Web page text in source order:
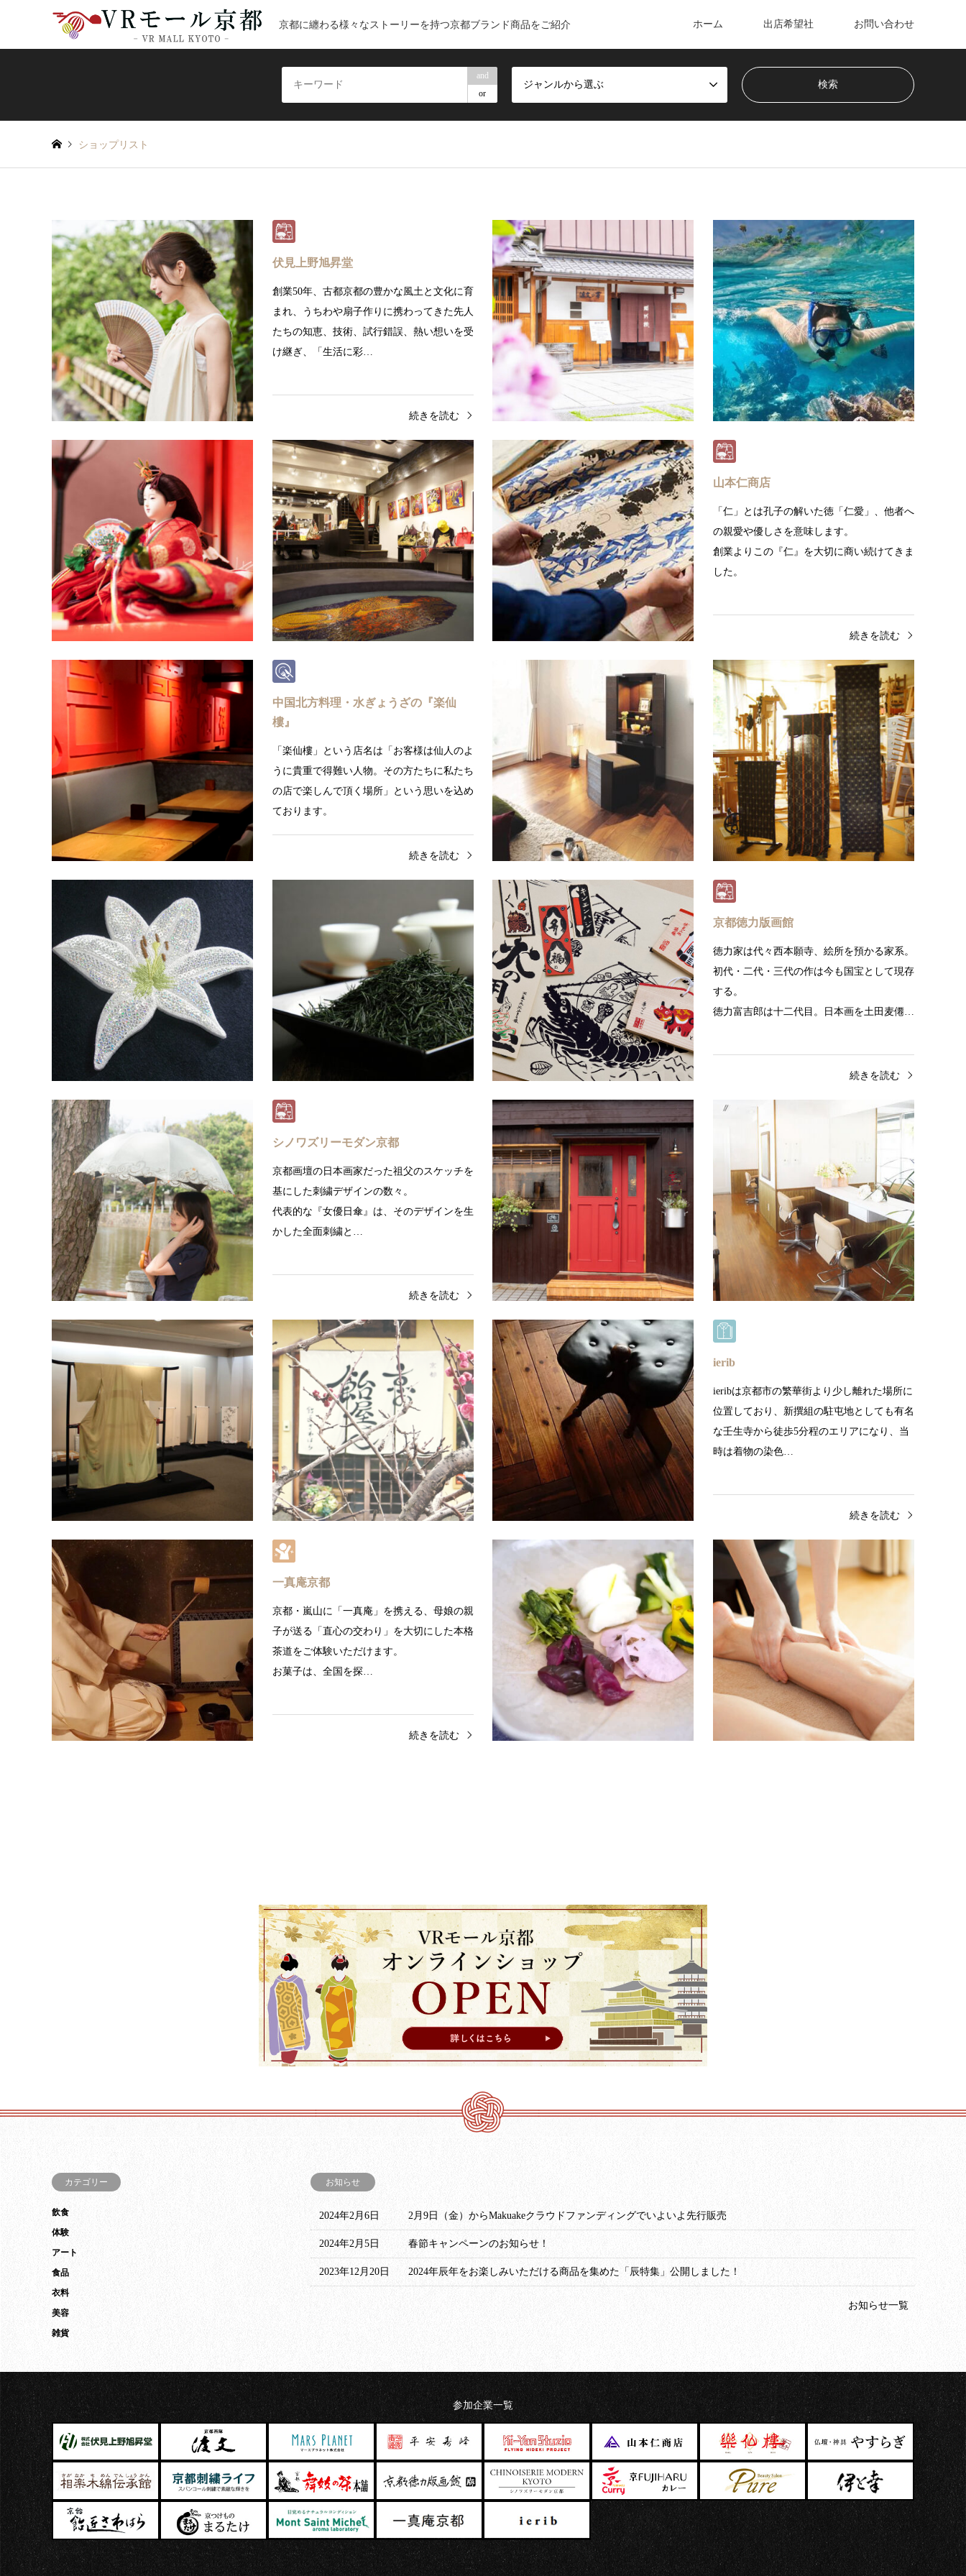
京都に纏わる様々なストーリーを持つ京都ブランド商品をご紹介 ホーム 出店希望社 お問い合わせ
and
or
ジャンルから選ぶ
ショップリスト
伏見上野旭昇堂
創業50年、古都京都の豊かな風土と文化に育
まれ、うちわや扇子作りに携わってきた先人
たちの知恵、技術、試行錯誤、熱い想いを受
け継ぎ、「生活に彩…
続きを読む
京都・西陣織の「渡文」
千年の歴史と伝統を誇る織物のふるさと、京
都・西陣。
営々と育まれてきた高度な織技術と染織の技
法をさらに磨き上げ、次代に引き継ぎ…
続きを読む
有職京人形司「平安寿峰」
今から百年余り遡る天保の頃、御所の宮仕人
として仕えた大久保家が平安寿峰の祖となり
ます。
昭和三十年、大久保家は京都島原の地で京…
続きを読む
Ki-Yan Stuzio 祇園本店
京都が生んだロックな壁画師として、今なお
精力的に筆を振るうキーヤン。
「美術館に飾られる絵よりも街に輝くポップ
な絵」をテーマに…
続きを読む
山本仁商店
「仁」とは孔子の解いた徳「仁愛」、他者へ
の親愛や優しさを意味します。
創業よりこの『仁』を大切に商い続けてきま
した。
続きを読む
中国北方料理・水ぎょうざの『楽仙
樓』
「楽仙樓」という店名は「お客様は仙人のよ
うに貴重で得難い人物。その方たちに私たち
の店で楽しんで頂く場所」という思いを込め
ております。
続きを読む
仏壇・神具 やすらぎ
ご先祖様への感謝の気持ち伝えるための空
間…「仏壇」
日本の伝統工芸としても知られる京仏壇をは
じめ、様々な生活スタイルに溶け込む…
続きを読む
京都刺繍ライフ
割れない、外れない、引っかからない…
オンリーワンの「スパンコール刺繍」で、新
たな価値を創造。
舞妓の茶本舗
宇治茶の名匠、山下壽一が精魂込めて作り上
げた玉露を始めとし、香り高い緑茶、抹茶、
煎茶、健康に良いほうじ茶、玄米茶など、京
都の最高級のお茶を取…
続きを読む
京都徳力版画館
徳力家は代々西本願寺、絵所を預かる家系。
初代・二代・三代の作は今も国宝として現存
する。
徳力富吉郎は十二代目。日本画を土田麦僊…
続きを読む
シノワズリーモダン京都
京都画壇の日本画家だった祖父のスケッチを
基にした刺繍デザインの数々。
代表的な『女優日傘』は、そのデザインを生
かした全面刺繍と…
続きを読む
京FUJIHARUカレー
「京FUJIHARUカレー」の母体は、京都府亀
岡市で電子部品の検査・加工・組立を行う株
式会社 藤大（ふじはる）です。
私たちの…
続きを読む
伊と幸
昭和６年に当社を創業しましてから、一貫し
て独自のものづくりに取り組んでおり、おか
げさまで、
品質にこだわる日本の絹の白生地メー…
続きを読む
飴匠さわはら
「飴匠さわはら」は昭和37年創業以来、飴専
門店として伝統のノウハウを活かしながら、
新しい素材や味にチャレンジしてまいりまし
た。
…
続きを読む
ierib
ieribは京都市の繁華街より少し離れた場所に
位置しており、新撰組の駐屯地としても有名
な壬生寺から徒歩5分程のエリアになり、当
時は着物の染色…
続きを読む
一真庵京都
京都・嵐山に「一真庵」を携える、母娘の親
子が送る「直心の交わり」を大切にした本格
茶道をご体験いただけます。
お菓子は、全国を探…
続きを読む
京つけものまるたけ
「まるたけ」のお漬けものは、京の町屋で古
くから受け継がれてきた昔ながらの製法で作
った食品で材料の風味をなくさぬ様、ひとつ
ひとつを丹念に漬け込…
続きを読む
カテゴリー
飲食
体験
アート
食品
衣料
美容
雑貨
お知らせ
2024年2月6日 2月9日（金）からMakuakeクラウドファンディングでいよいよ先行販売
2024年2月5日 春節キャンペーンのお知らせ！
2023年12月20日 2024年辰年をお楽しみいただける商品を集めた「辰特集」公開しました！
お知らせ一覧
参加企業一覧